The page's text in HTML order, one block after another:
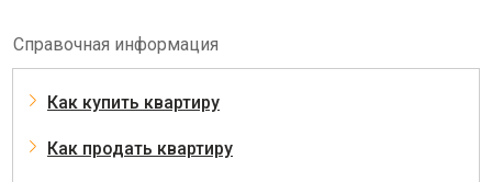
Справочная информация
Как купить квартиру
Как продать квартиру